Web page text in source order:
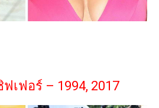
เฟอร์ – 1994, 2017